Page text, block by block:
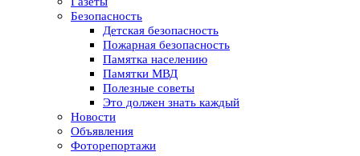
Безопасность
Детская безопасность
Пожарная безопасность
Памятка населению
Памятки МВД
Полезные советы
Это должен знать каждый
Новости
Объявления
Фоторепортажи